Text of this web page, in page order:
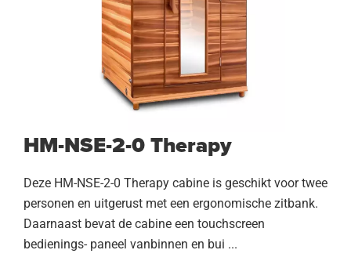
HM-NSE-2-0 Therapy
Deze HM-NSE-2-0 Therapy cabine is geschikt voor twee
personen en uitgerust met een ergonomische zitbank.
Daarnaast bevat de cabine een touchscreen
bedienings- paneel vanbinnen en bui ...